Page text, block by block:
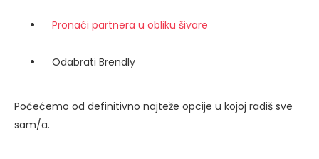
Pronaći partnera u obliku šivare
Odabrati Brendly
Počećemo od definitivno najteže opcije u kojoj radiš sve
sam/a.